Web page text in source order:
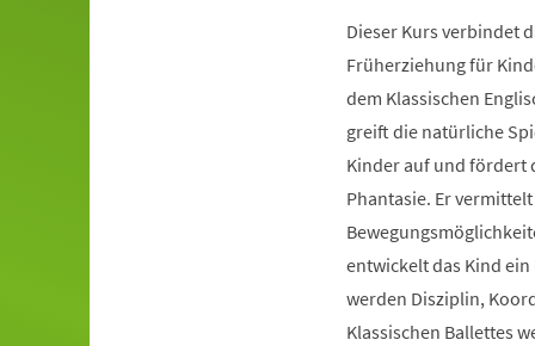
Dieser Kurs verbindet
Früherziehung für
dem Klassischen
greift die natürliche
Kinder auf und fördert
Phantasie. Er
entwickelt das Kind
werden Disziplin,
Klassischen Ballettes